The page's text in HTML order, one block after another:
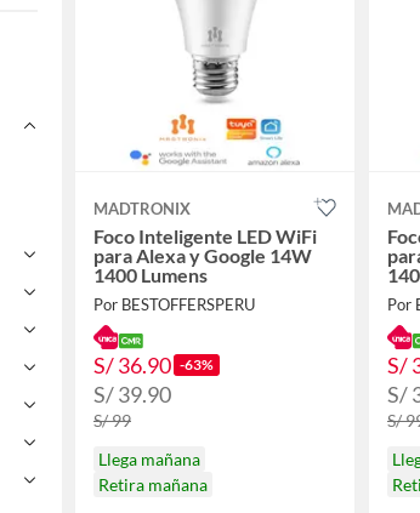
MADTRONIX
Foco Inteligente LED WiFi
para Alexa y Google 14W
1400 Lumens
Por BESTOFFERSPERU
S/ 36.90 -63%
S/ 39.90
S/ 99
Llega mañana
Retira mañana
Por
S/
S/
S/